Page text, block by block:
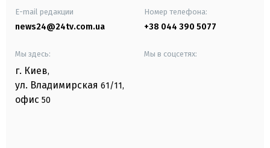
E-mail редакции
news24@24tv.com.ua
Номер телефона:
+38 044 390 5077
Мы здесь:
г. Киев,
ул. Владимирская 61/11,
офис 50
Мы в соцсетях: